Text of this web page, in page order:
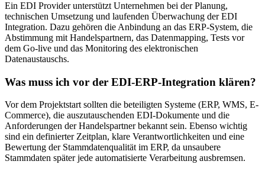
Ein EDI Provider unterstützt Unternehmen bei der Planung,
technischen Umsetzung und laufenden Überwachung der EDI
Integration. Dazu gehören die Anbindung an das ERP-System, die
Abstimmung mit Handelspartnern, das Datenmapping, Tests vor
dem Go-live und das Monitoring des elektronischen
Datenaustauschs.
Was muss ich vor der EDI-ERP-Integration klären?
Vor dem Projektstart sollten die beteiligten Systeme (ERP, WMS, E-
Commerce), die auszutauschenden EDI-Dokumente und die
Anforderungen der Handelspartner bekannt sein. Ebenso wichtig
sind ein definierter Zeitplan, klare Verantwortlichkeiten und eine
Bewertung der Stammdatenqualität im ERP, da unsaubere
Stammdaten später jede automatisierte Verarbeitung ausbremsen.